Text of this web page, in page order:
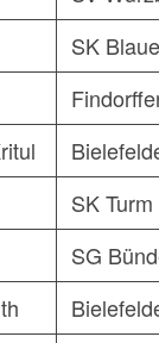
SK
SK
SG